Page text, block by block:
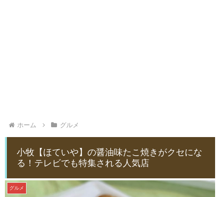
ホーム グルメ
小牧【ほていや】の醤油味たこ焼きがクセにな
る！テレビでも特集される人気店
グルメ